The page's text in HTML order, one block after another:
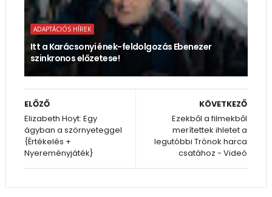
ADAPTÁCIÓS HÍREK
Itt a Karácsonyi ének-feldolgozás Ebenezer
szinkronos előzetese!
KÖVETKEZŐ
Ezekből a filmekből
merítettek ihletet a
legutóbbi Trónok harca
csatához - Videó
ELŐZŐ
Elizabeth Hoyt: Egy ​
ágyban a szörnyeteggel
{Értékelés +
Nyereményjáték}